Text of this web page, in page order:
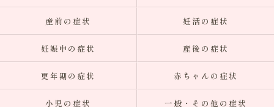
産前の症状 妊活の症状
妊娠中の症状 産後の症状
更年期の症状 赤ちゃんの症状
小児の症状 一般・その他の症状